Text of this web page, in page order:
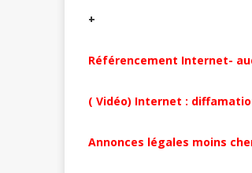
+
Référencement Internet-
( Vidéo) Internet :
Annonces légales moins